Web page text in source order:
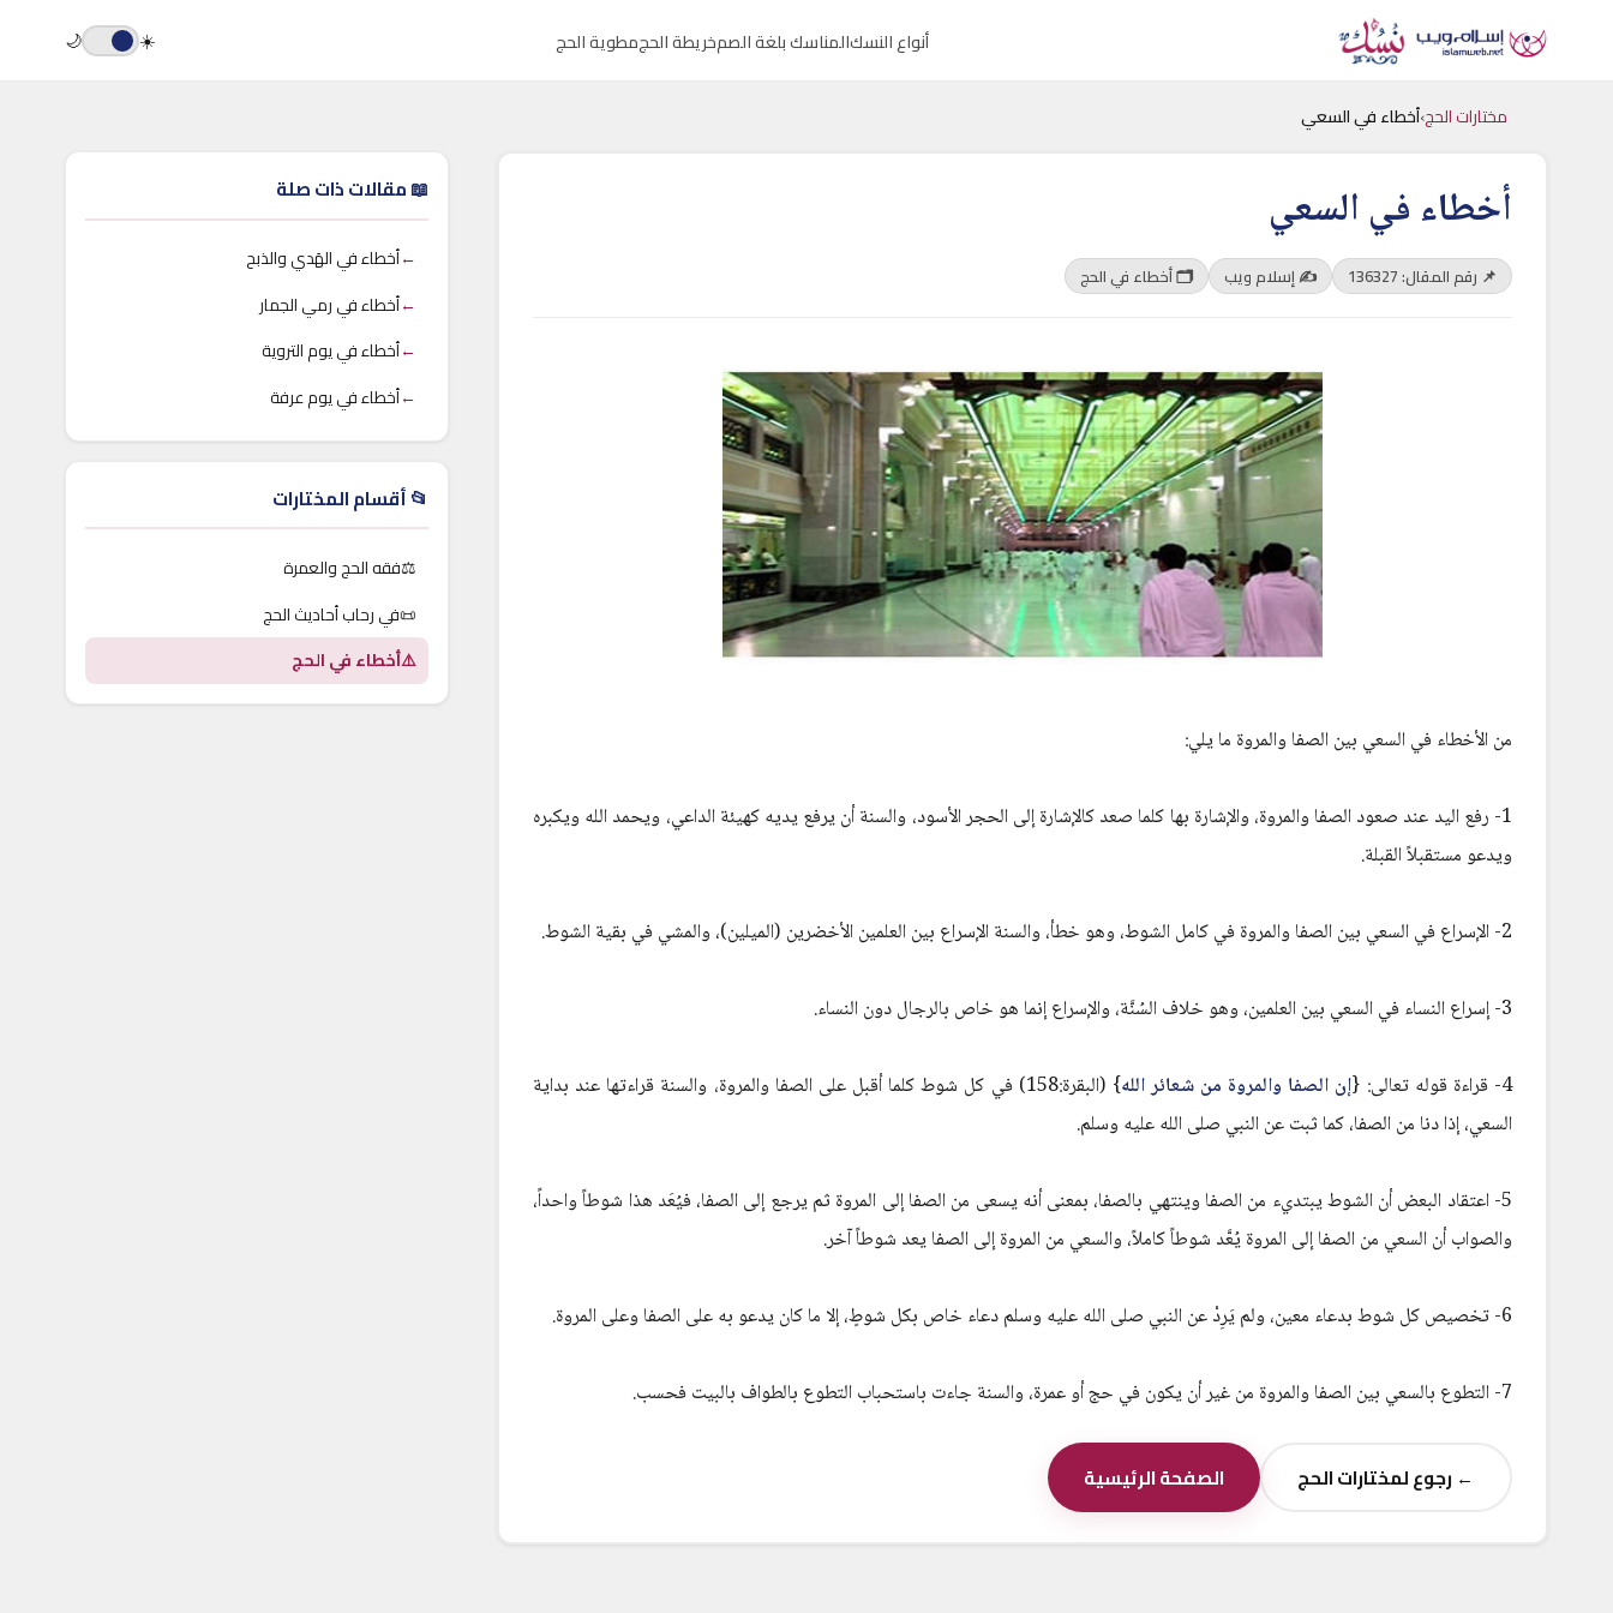
أنواع النسكالمناسك بلغة الصمخريطة الحجمطوية الحج ☀️
🌙
مختارات الحج›أخطاء في السعي
أخطاء في السعي
📌 رقم المقال: 136327 ✍️ إسلام ويب 🗂 أخطاء في الحج
من الأخطاء في السعي بين الصفا والمروة ما يلي:
1- رفع اليد عند صعود الصفا والمروة، والإشارة بها كلما صعد كالإشارة إلى الحجر الأسود، والسنة أن يرفع يديه كهيئة الداعي، ويحمد الله ويكبره
ويدعو مستقبلاً القبلة.
2- الإسراع في السعي بين الصفا والمروة في كامل الشوط، وهو خطأ، والسنة الإسراع بين العلمين الأخضرين (الميلين)، والمشي في بقية الشوط.
3- إسراع النساء في السعي بين العلمين، وهو خلاف السُنَّة، والإسراع إنما هو خاص بالرجال دون النساء.
4- قراءة قوله تعالى: { إن الصفا والمروة من شعائر الله
} (البقرة:158) في كل شوط كلما أقبل على الصفا والمروة، والسنة قراءتها عند بداية
السعي، إذا دنا من الصفا، كما ثبت عن النبي صلى الله عليه وسلم.
5- اعتقاد البعض أن الشوط يبتديء من الصفا وينتهي بالصفا، بمعنى أنه يسعى من الصفا إلى المروة ثم يرجع إلى الصفا، فيُعَد هذا شوطاً واحداً،
والصواب أن السعي من الصفا إلى المروة يُعَّد شوطاً كاملاً، والسعي من المروة إلى الصفا يعد شوطاً آخر.
6- تخصيص كل شوط بدعاء معين، ولم يَرِدْ عن النبي صلى الله عليه وسلم دعاء خاص بكل شوطٍ، إلا ما كان يدعو به على الصفا وعلى المروة.
7- التطوع بالسعي بين الصفا والمروة من غير أن يكون في حج أو عمرة، والسنة جاءت باستحباب التطوع بالطواف بالبيت فحسب.
← رجوع لمختارات الحج الصفحة الرئيسية
📖 مقالات ذات صلة
←أخطاء في الهَدي والذبح
←أخطاء في رمي الجمار
←أخطاء في يوم التروية
←أخطاء في يوم عرفة
📂 أقسام المختارات
⚖️فقه الحج والعمرة
📜في رحاب أحاديث الحج
⚠️أخطاء في الحج